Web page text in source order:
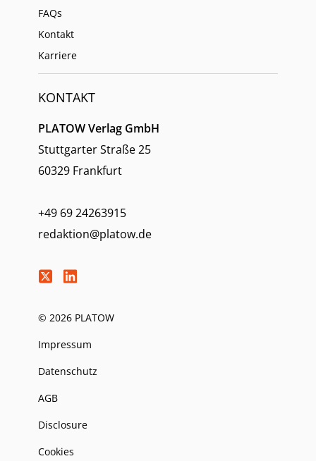
FAQs
Kontakt
Karriere
KONTAKT
PLATOW Verlag GmbH
Stuttgarter Straße 25
60329 Frankfurt
+49 69 24263915
redaktion@platow.de
© 2026 PLATOW
Impressum
Datenschutz
AGB
Disclosure
Cookies